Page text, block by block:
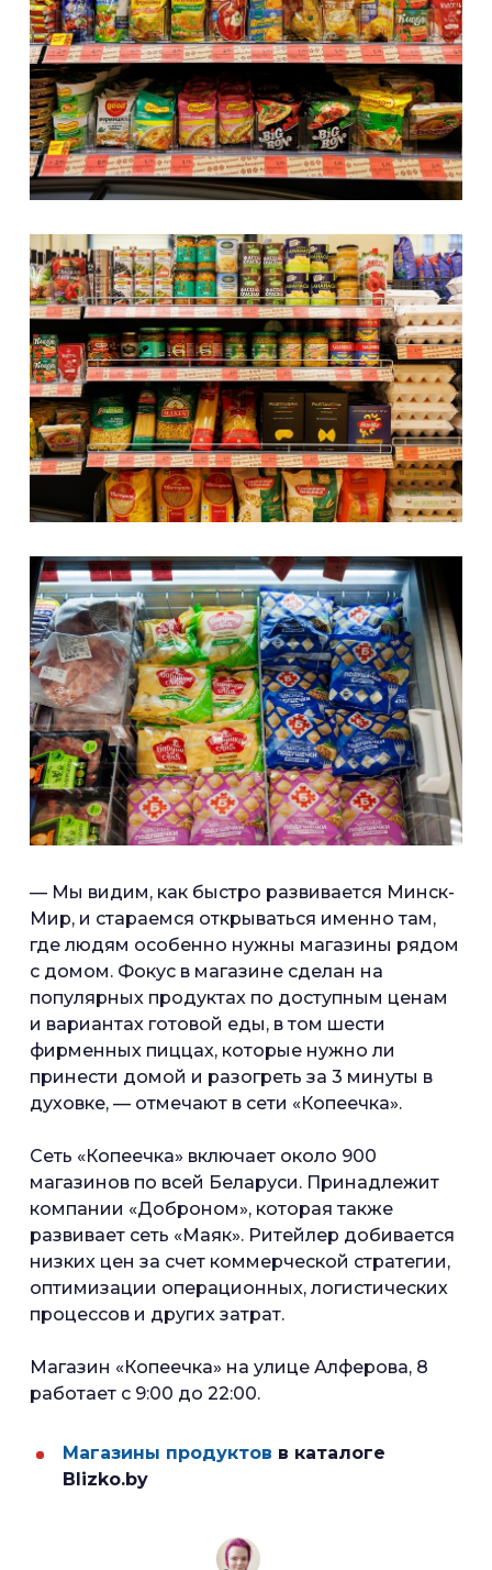
— Мы видим, как быстро развивается Минск-
Мир, и стараемся открываться именно там,
где людям особенно нужны магазины рядом
с домом. Фокус в магазине сделан на
популярных продуктах по доступным ценам
и вариантах готовой еды, в том шести
фирменных пиццах, которые нужно ли
принести домой и разогреть за 3 минуты в
духовке, — отмечают в сети «Копеечка».
Сеть «Копеечка» включает около 900
магазинов по всей Беларуси. Принадлежит
компании «Доброном», которая также
развивает сеть «Маяк». Ритейлер добивается
низких цен за счет коммерческой стратегии,
оптимизации операционных, логистических
процессов и других затрат.
Магазин «Копеечка» на улице Алферова, 8
работает с 9:00 до 22:00.
Магазины продуктов в каталоге
Blizko.by